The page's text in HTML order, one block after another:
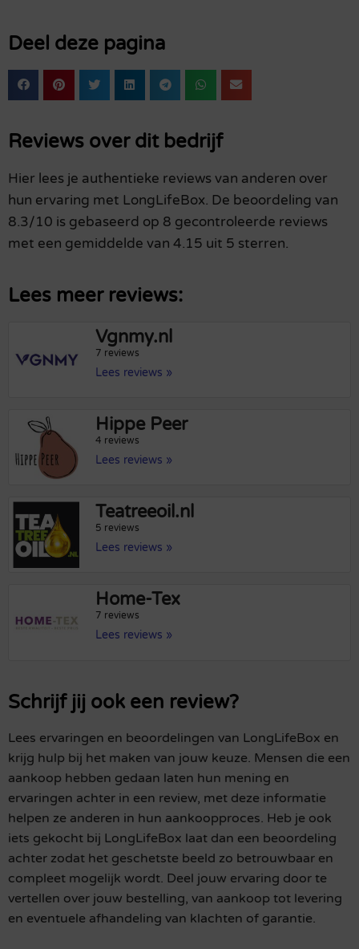
Deel deze pagina
Reviews over dit bedrijf
Hier lees je authentieke reviews van anderen over
hun ervaring met LongLifeBox. De beoordeling van
8.3/10 is gebaseerd op 8 gecontroleerde reviews
met een gemiddelde van 4.15 uit 5 sterren.
Lees meer reviews:
Vgnmy.nl
7 reviews
Lees reviews »
Hippe Peer
4 reviews
Lees reviews »
Teatreeoil.nl
5 reviews
Lees reviews »
Home-Tex
7 reviews
Lees reviews »
Schrijf jij ook een review?
Lees ervaringen en beoordelingen van LongLifeBox en
krijg hulp bij het maken van jouw keuze. Mensen die een
aankoop hebben gedaan laten hun mening en
ervaringen achter in een review, met deze informatie
helpen ze anderen in hun aankoopproces. Heb je ook
iets gekocht bij LongLifeBox laat dan een beoordeling
achter zodat het geschetste beeld zo betrouwbaar en
compleet mogelijk wordt. Deel jouw ervaring door te
vertellen over jouw bestelling, van aankoop tot levering
en eventuele afhandeling van klachten of garantie.